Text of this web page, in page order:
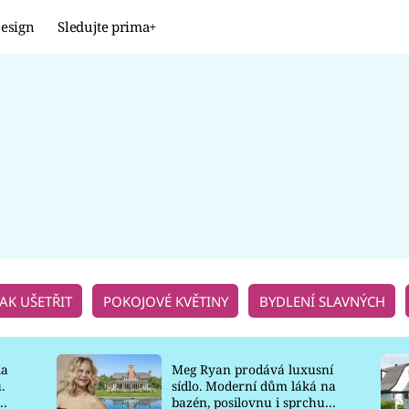
Sledujte prima+
UŠETŘIT POKOJOVÉ KVĚTINY BYDLENÍ SLAVNÝCH
Meg Ryan prodává luxusní
sídlo. Moderní dům láká na
bazén, posilovnu i sprchu